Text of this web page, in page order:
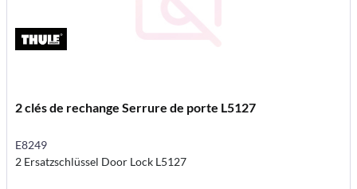
2 clés de rechange Serrure de porte L5127
E8249
2 Ersatzschlüssel Door Lock L5127